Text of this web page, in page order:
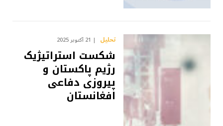
تحلیل 21 آکتوبر 2025
شکست استراتیژیک
رژیم پاکستان و
پیروزی دفاعی
افغانستان